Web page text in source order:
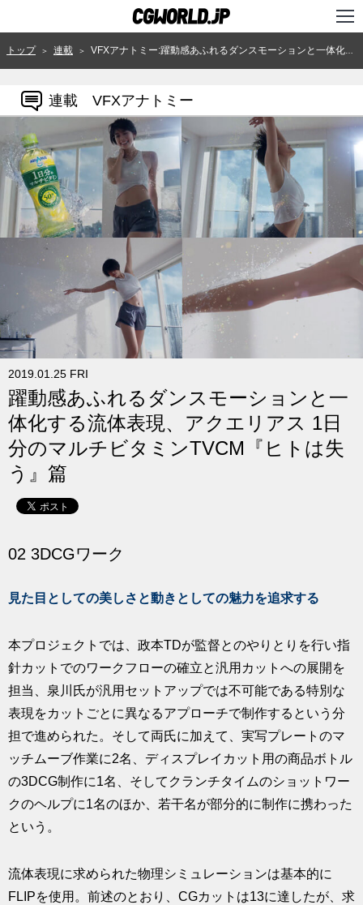
TOP
ニュース
特集
連載
用語辞典
スタジオ
SHOP
クリエイターズID
求人
トップ ＞ 連載 ＞ VFXアナトミー:躍動感あふれるダンスモーションと一体化する流体表現、アクエリアス 1日分のマルチビタミンTVCM『ヒトは失う』篇
連載 VFXアナトミー
2019.01.25 FRI
躍動感あふれるダンスモーションと一
体化する流体表現、アクエリアス 1日
分のマルチビタミンTVCM『ヒトは失
う』篇
02 3DCGワーク
見た目としての美しさと動きとしての魅力を追求する
本プロジェクトでは、政本TDが監督とのやりとりを行い指
針カットでのワークフローの確立と汎用カットへの展開を
担当、泉川氏が汎用セットアップでは不可能である特別な
表現をカットごとに異なるアプローチで制作するという分
担で進められた。そして両氏に加えて、実写プレートのマ
ッチムーブ作業に2名、ディスプレイカット用の商品ボトル
の3DCG制作に1名、そしてクランチタイムのショットワー
クのヘルプに1名のほか、若干名が部分的に制作に携わった
という。
流体表現に求められた物理シミュレーションは基本的に
FLIPを使用。前述のとおり、CGカットは13に達したが、求